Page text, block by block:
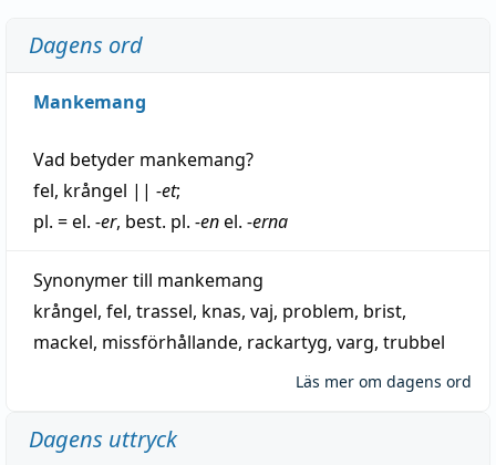
Dagens ord
Mankemang
Vad betyder mankemang?
fel, krångel || -et;
pl. = el. -er, best. pl. -enel. -erna
Synonymer till mankemang
krångel, fel, trassel, knas, vaj, problem, brist,
mackel, missförhållande, rackartyg, varg, trubbel
Läs mer om dagens ord
Dagens uttryck